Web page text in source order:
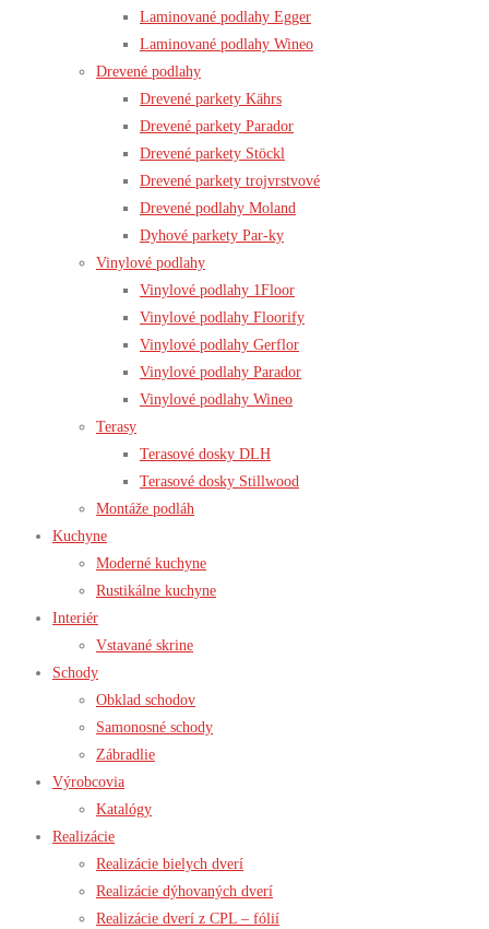
Laminované podlahy Egger
Laminované podlahy Wineo
Drevené podlahy
Drevené parkety Kährs
Drevené parkety Parador
Drevené parkety Stöckl
Drevené parkety trojvrstvové
Drevené podlahy Moland
Dyhové parkety Par-ky
Vinylové podlahy
Vinylové podlahy 1Floor
Vinylové podlahy Floorify
Vinylové podlahy Gerflor
Vinylové podlahy Parador
Vinylové podlahy Wineo
Terasy
Terasové dosky DLH
Terasové dosky Stillwood
Montáže podláh
Kuchyne
Moderné kuchyne
Rustikálne kuchyne
Interiér
Vstavané skrine
Schody
Obklad schodov
Samonosné schody
Zábradlie
Výrobcovia
Katalógy
Realizácie
Realizácie bielych dverí
Realizácie dýhovaných dverí
Realizácie dverí z CPL – fólií